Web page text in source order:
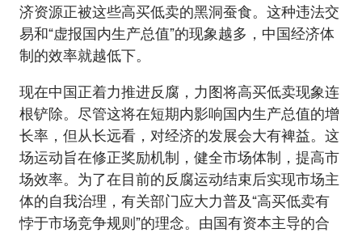
济资源正被这些高买低卖的黑洞蚕食。这种违法交
易和“虚报国内生产总值”的现象越多，中国经济体
制的效率就越低下。
现在中国正着力推进反腐，力图将高买低卖现象连
根铲除。尽管这将在短期内影响国内生产总值的增
长率，但从长远看，对经济的发展会大有裨益。这
场运动旨在修正奖励机制，健全市场体制，提高市
场效率。为了在目前的反腐运动结束后实现市场主
体的自我治理，有关部门应大力普及“高买低卖有
悖于市场竞争规则”的理念。由国有资本主导的合